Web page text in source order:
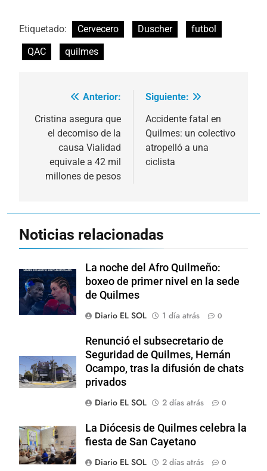
Etiquetado: Cervecero Duscher
futbol
QAC
quilmes
Navegación
de
entradas
Anterior:
Cristina asegura que
el decomiso de la
causa Vialidad
equivale a 42 mil
millones de pesos
Siguiente:
Accidente fatal en
Quilmes: un colectivo
atropelló a una
ciclista
Noticias relacionadas
La noche del Afro Quilmeño:
boxeo de primer nivel en la sede
de Quilmes
Diario EL SOL
1 día atrás 0
Renunció el subsecretario de
Seguridad de Quilmes, Hernán
Ocampo, tras la difusión de chats
privados
Diario EL SOL
2 días atrás 0
La Diócesis de Quilmes celebra la
fiesta de San Cayetano
Diario EL SOL
2 días atrás 0